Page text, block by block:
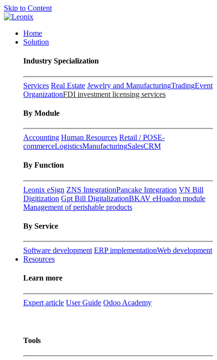
Skip to Content
Home
Solution
Industry Specialization
Services Real Estate Jewelry and ManufacturingTradingEvent
OrganizationFDI investment licensing services
By Module
Accounting Human Resources Retail / POSE-
commerceLogisticsManufacturingSalesCRM
By Function
Leonix eSign ZNS IntegrationPancake Integration VN Bill
Digitization Gpt Bill DigitalizationBKAV eHoadon module
Management of perishable products
By Service
Software development ERP implementationWeb development
Resources
Learn more
Expert article User Guide Odoo Academy
Tools